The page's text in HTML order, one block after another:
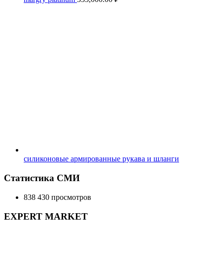
силиконовые армированные рукава и шланги
Статистика СМИ
838 430 просмотров
EXPERT MARKET